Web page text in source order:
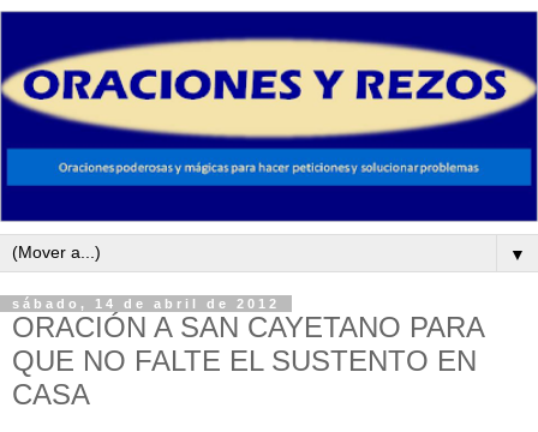
▼
sábado, 14 de abril de 2012
ORACIÓN A SAN CAYETANO PARA
QUE NO FALTE EL SUSTENTO EN
CASA